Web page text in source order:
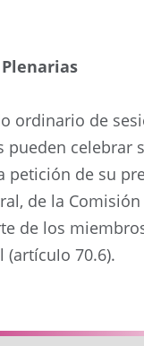
ordinario de
pueden celebrar
petición de su
de la
de los
70.6).